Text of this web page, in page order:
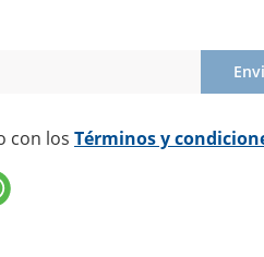
con los Términos y